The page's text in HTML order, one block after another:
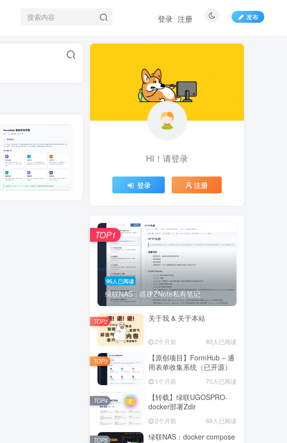
发布
登录 注册
HI！请登录
登录 注册
95人已阅读
绿联NAS：搭建ZNote私有笔记
TOP1
关于我 & 关于本站
2个月前 80人已阅读
TOP2
【原创项目】FormHub – 通
用表单收集系统（已开源）
1个月前 70人已阅读
TOP3
【转载】绿联UGOSPRO-
docker部署Zdir
2个月前 69人已阅读
TOP4
绿联NAS：docker compose
TOP5